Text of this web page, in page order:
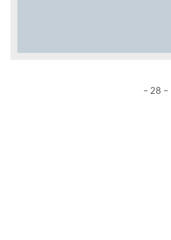
– 28 –